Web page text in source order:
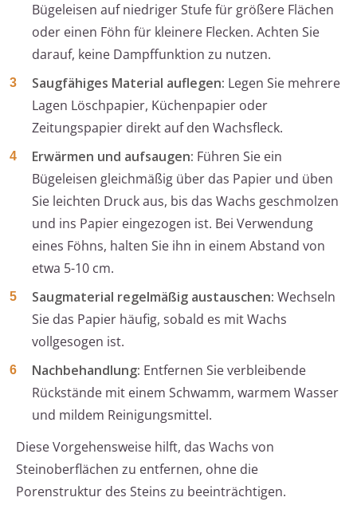
Bügeleisen auf niedriger Stufe für größere Flächen
oder einen Föhn für kleinere Flecken. Achten Sie
darauf, keine Dampffunktion zu nutzen.
Saugfähiges Material auflegen: Legen Sie mehrere
Lagen Löschpapier, Küchenpapier oder
Zeitungspapier direkt auf den Wachsfleck.
Erwärmen und aufsaugen: Führen Sie ein
Bügeleisen gleichmäßig über das Papier und üben
Sie leichten Druck aus, bis das Wachs geschmolzen
und ins Papier eingezogen ist. Bei Verwendung
eines Föhns, halten Sie ihn in einem Abstand von
etwa 5-10 cm.
Saugmaterial regelmäßig austauschen: Wechseln
Sie das Papier häufig, sobald es mit Wachs
vollgesogen ist.
Nachbehandlung: Entfernen Sie verbleibende
Rückstände mit einem Schwamm, warmem Wasser
und mildem Reinigungsmittel.
Diese Vorgehensweise hilft, das Wachs von
Steinoberflächen zu entfernen, ohne die
Porenstruktur des Steins zu beeinträchtigen.